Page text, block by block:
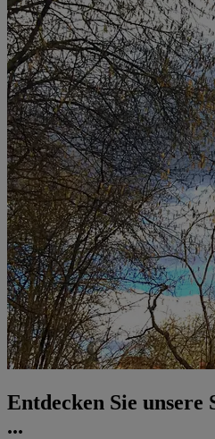
Entdecken Sie unsere
...